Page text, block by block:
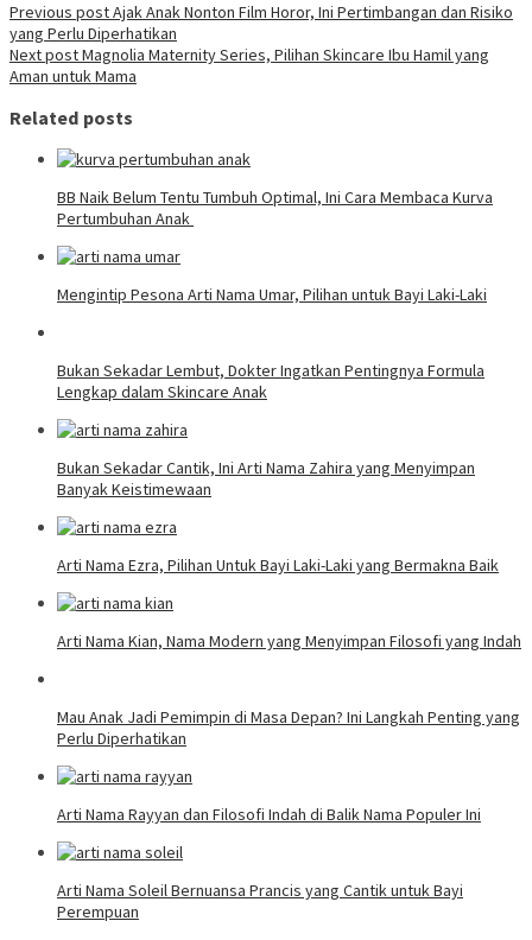
Previous postAjak Anak Nonton Film Horor, Ini Pertimbangan dan Risiko
yang Perlu Diperhatikan
Next postMagnolia Maternity Series, Pilihan Skincare Ibu Hamil yang
Aman untuk Mama
Related posts
BB Naik Belum Tentu Tumbuh Optimal, Ini Cara Membaca Kurva
Pertumbuhan Anak
Mengintip Pesona Arti Nama Umar, Pilihan untuk Bayi Laki-Laki
Bukan Sekadar Lembut, Dokter Ingatkan Pentingnya Formula
Lengkap dalam Skincare Anak
Bukan Sekadar Cantik, Ini Arti Nama Zahira yang Menyimpan
Banyak Keistimewaan
Arti Nama Ezra, Pilihan Untuk Bayi Laki-Laki yang Bermakna Baik
Arti Nama Kian, Nama Modern yang Menyimpan Filosofi yang Indah
Mau Anak Jadi Pemimpin di Masa Depan? Ini Langkah Penting yang
Perlu Diperhatikan
Arti Nama Rayyan dan Filosofi Indah di Balik Nama Populer Ini
Arti Nama Soleil Bernuansa Prancis yang Cantik untuk Bayi
Perempuan